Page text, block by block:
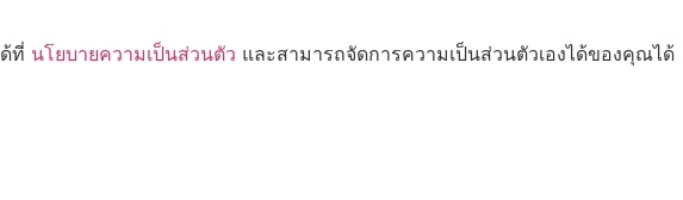
ที่ นโยบายความเป็นส่วนตัว และสามารถจัดการความเป็นส่วนตัวเองได้ของคุณได้